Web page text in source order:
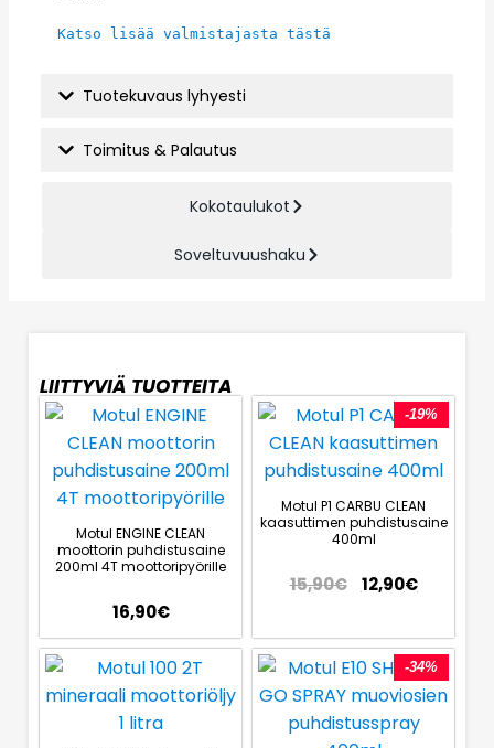
Katso lisää valmistajasta tästä
Tuotekuvaus lyhyesti
Toimitus & Palautus
Kokotaulukot
Soveltuvuushaku
LIITTYVIÄ TUOTTEITA
Motul ENGINE CLEAN
moottorin puhdistusaine
200ml 4T moottoripyörille
16,90€
-19%
Motul P1 CARBU CLEAN
kaasuttimen puhdistusaine
400ml
15,90€ 12,90€
-34%